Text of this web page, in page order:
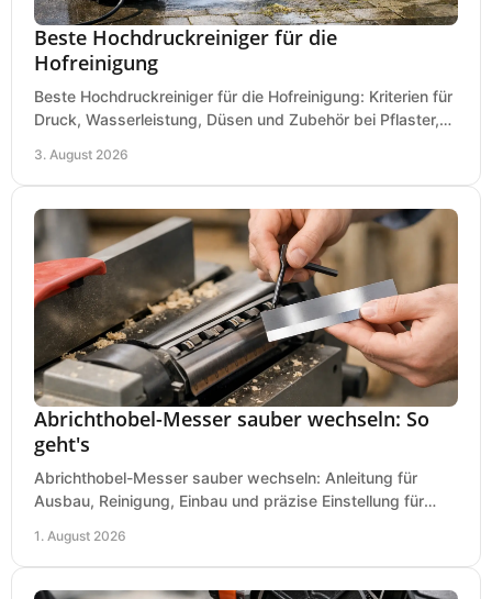
Beste Hochdruckreiniger für die
Hofreinigung
Beste Hochdruckreiniger für die Hofreinigung: Kriterien für
Druck, Wasserleistung, Düsen und Zubehör bei Pflaster,
3. August 2026
Abrichthobel-Messer sauber wechseln: So
geht's
Abrichthobel-Messer sauber wechseln: Anleitung für
Ausbau, Reinigung, Einbau und präzise Einstellung für
1. August 2026